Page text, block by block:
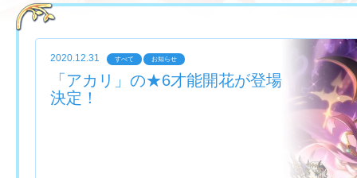
2020.12.31 すべて お知らせ
「アカリ」の★6才能開花が登場
決定！